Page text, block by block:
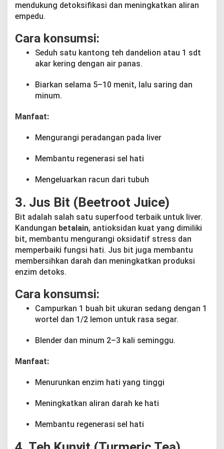
mendukung detoksifikasi dan meningkatkan aliran
empedu.
Cara konsumsi:
Seduh satu kantong teh dandelion atau 1 sdt
akar kering dengan air panas.
Biarkan selama 5–10 menit, lalu saring dan
minum.
Manfaat:
Mengurangi peradangan pada liver
Membantu regenerasi sel hati
Mengeluarkan racun dari tubuh
3. Jus Bit (Beetroot Juice)
Bit adalah salah satu superfood terbaik untuk liver.
Kandungan betalain, antioksidan kuat yang dimiliki
bit, membantu mengurangi oksidatif stress dan
memperbaiki fungsi hati. Jus bit juga membantu
membersihkan darah dan meningkatkan produksi
enzim detoks.
Cara konsumsi:
Campurkan 1 buah bit ukuran sedang dengan 1
wortel dan 1/2 lemon untuk rasa segar.
Blender dan minum 2–3 kali seminggu.
Manfaat:
Menurunkan enzim hati yang tinggi
Meningkatkan aliran darah ke hati
Membantu regenerasi sel hati